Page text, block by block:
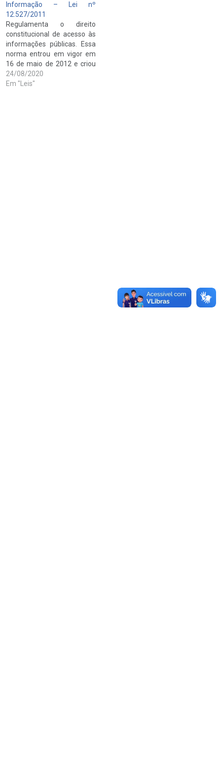
Informação – Lei nº
12.527/2011
Regulamenta o direito
constitucional de acesso às
informações públicas. Essa
norma entrou em vigor em
16 de maio de 2012 e criou
mecanismos que
possibilitam, a qualquer
24/08/2020
Em "Leis"